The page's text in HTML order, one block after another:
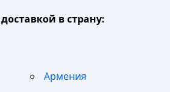
в страну:
Армения